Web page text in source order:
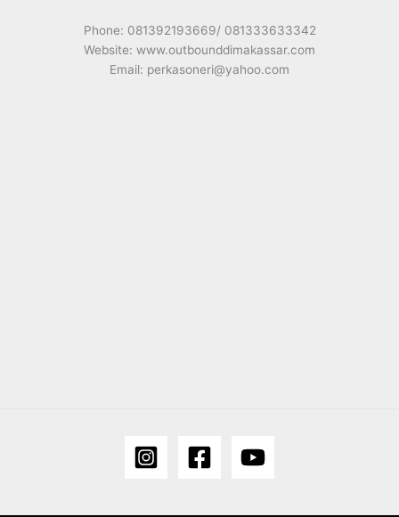
Phone: 081392193669/ 081333633342
Website: www.outbounddimakassar.com
Email: perkasoneri@yahoo.com